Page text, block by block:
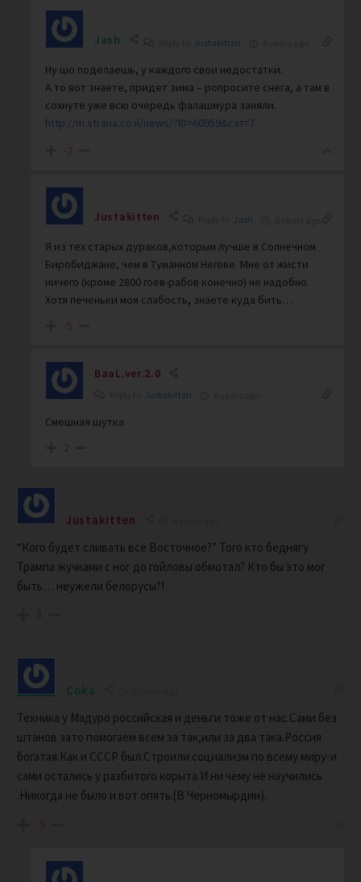
Jash Justakitten
Ну шо поделаешь, у каждого свои недостатки.
А то вот знаете, придет зима – ропросите снега, а там в
сохнуте уже всю очередь фалашмура заняли.
http://m.strana.co.il/news/?ID=60959&cat=7
-2
Justakitten Jash
Я из тех старых дураков,которым лучше в Солнечном
Биробиджане, чем в Туманном Негеве. Мне от жисти
ничего (кроме 2800 гоев-рабов конечно) не надобно.
Хотя печеньки моя слабость, знаете куда бить…
-5
BaaL.ver.2.0
Justakitten
Смешная шутка
2
Justakitten
“Кого будет сливать всё Восточное?” Того кто беднягу
Трампа жучками с ног до гойловы обмотал? Кто бы это мог
быть… неужели белорусы?!
3
Coka
Техника у Мадуро российская и деньги тоже от нас.Сами без
штанов зато помогаем всем за так,или за два така.Россия
богатая.Как и СССР был.Строили социализм по всему миру-и
сами остались у разбитого корыта.И ни чему не научились
.Никогда не было и вот опять.(В Черномырдин).
-9